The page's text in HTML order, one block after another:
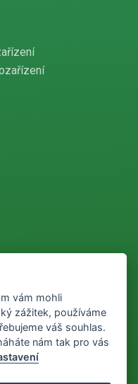
vám mohli
zážitek, používáme
váš souhlas.
nám tak pro vás